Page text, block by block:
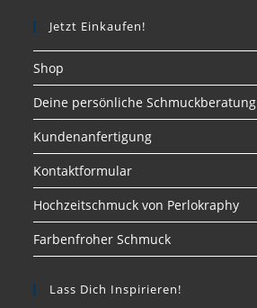
Jetzt Einkaufen!
Shop
Deine persönliche Schmuckberatung
Kundenanfertigung
Kontaktformular
Hochzeitschmuck von Perlokraphy
Farbenfroher Schmuck
Lass Dich Inspirieren!